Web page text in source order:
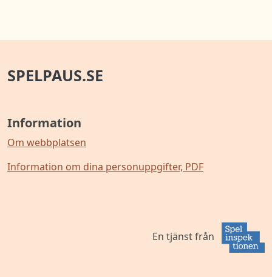
SPELPAUS.SE
Information
Om webbplatsen
Information om dina personuppgifter, PDF
En tjänst från